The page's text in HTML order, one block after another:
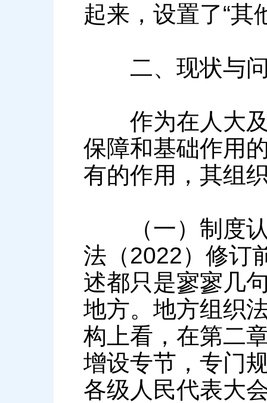
起来，设置了“其
二、现状与问
作为在人大及
保障和基础作用
有的作用，其组
（一）制度认
法（2022）修订
述都只是寥寥几
地方。地方组织
构上看，在第二
增设专节，专门
各级人民代表大